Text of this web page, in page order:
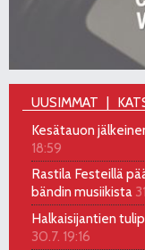
UUSIMMAT
Kesätauon
18:59
Rastila Festeillä
bändin musiikista
Halkaisijantien
30.7. 19:16